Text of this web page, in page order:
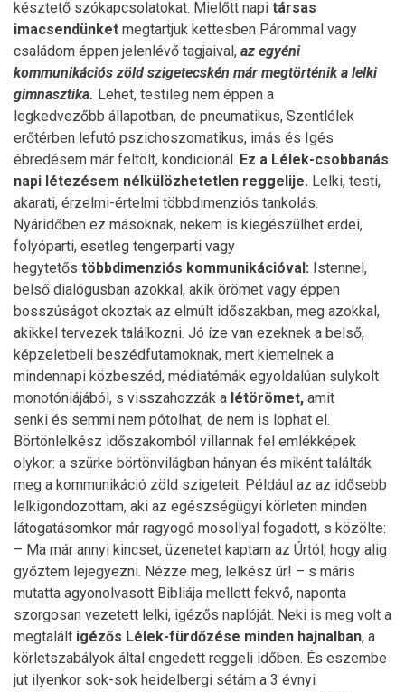
késztető szókapcsolatokat. Mielőtt napi társas
imacsendünket megtartjuk kettesben Párommal vagy
családom éppen jelenlévő tagjaival, az egyéni
kommunikációs zöld szigetecskén már megtörténik a lelki
gimnasztika. Lehet, testileg nem éppen a
legkedvezőbb állapotban, de pneumatikus, Szentlélek
erőtérben lefutó pszichoszomatikus, imás és Igés
ébredésem már feltölt, kondicionál. Ez a Lélek-csobbanás
napi létezésem nélkülözhetetlen reggelije. Lelki, testi,
akarati, érzelmi-értelmi többdimenziós tankolás.
Nyáridőben ez másoknak, nekem is kiegészülhet erdei,
folyóparti, esetleg tengerparti vagy
hegytetős többdimenziós kommunikációval: Istennel,
belső dialógusban azokkal, akik örömet vagy éppen
bosszúságot okoztak az elmúlt időszakban, meg azokkal,
akikkel tervezek találkozni. Jó íze van ezeknek a belső,
képzeletbeli beszédfutamoknak, mert kiemelnek a
mindennapi közbeszéd, médiatémák egyoldalúan sulykolt
monotóniájából, s visszahozzák a létörömet, amit
senki és semmi nem pótolhat, de nem is lophat el.
Börtönlelkész időszakomból villannak fel emlékképek
olykor: a szürke börtönvilágban hányan és miként találták
meg a kommunikáció zöld szigeteit. Például az az idősebb
lelkigondozottam, aki az egészségügyi körleten minden
látogatásomkor már ragyogó mosollyal fogadott, s közölte:
– Ma már annyi kincset, üzenetet kaptam az Úrtól, hogy alig
győztem lejegyezni. Nézze meg, lelkész úr! – s máris
mutatta agyonolvasott Bibliája mellett fekvő, naponta
szorgosan vezetett lelki, igézős naplóját. Neki is meg volt a
megtalált igézős Lélek-fürdőzése minden hajnalban, a
körletszabályok által engedett reggeli időben. És eszembe
jut ilyenkor sok-sok heidelbergi sétám a 3 évnyi